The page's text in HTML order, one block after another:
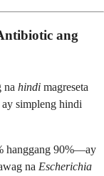
ang
na hindi magreseta
ay simpleng hindi
hanggang 90%—ay
na Escherichia